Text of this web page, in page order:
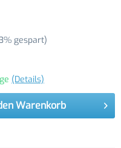
gespart)
(Details)
Warenkorb